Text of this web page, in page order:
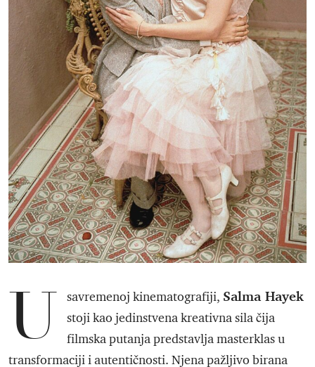
U savremenoj kinematografiji, Salma Hayek
stoji kao jedinstvena kreativna sila čija
filmska putanja predstavlja masterklas u
transformaciji i autentičnosti. Njena pažljivo birana